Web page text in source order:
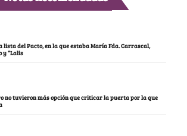
lista del Pacto, en la que estaba María Fda. Carrascal,
y “Lalis
no tuvieron más opción que criticar la puerta por la que